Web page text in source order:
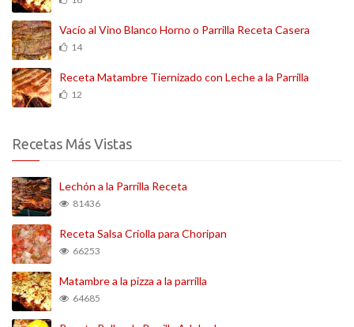
Vacío al Vino Blanco Horno o Parrilla Receta Casera
14
Receta Matambre Tiernizado con Leche a la Parrilla
12
Recetas Más Vistas
Lechón a la Parrilla Receta
81436
Receta Salsa Criolla para Choripan
66253
Matambre a la pizza a la parrilla
64685